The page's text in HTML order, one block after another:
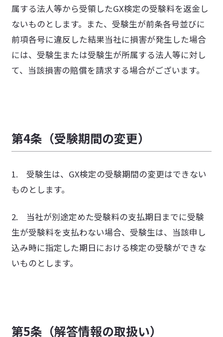
属する法人等から受領したGX検定の受験料を返金し
ないものとします。また、受験生が前条各号並びに
前項各号に違反した結果当社に損害が発生した場合
には、受験生または受験生が所属する法人等に対し
て、当該損害の賠償を請求する場合がございます。
第4条（受験期間の変更）
1. 受験生は、GX検定の受験期間の変更はできない
ものとします。
2. 当社が別途定めた受験料の支払期日までに受験
生が受験料を支払わない場合、受験生は、当該申し
込み時に指定した期日における検定の受験ができな
いものとします。
第5条（解答情報の取扱い）